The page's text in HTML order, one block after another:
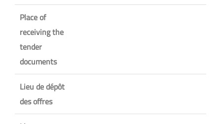
Place of
receiving the
tender
documents
Lieu de dépôt
des offres